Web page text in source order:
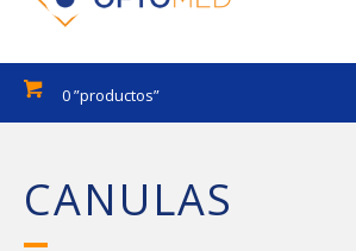
0 ”productos”
CANULAS